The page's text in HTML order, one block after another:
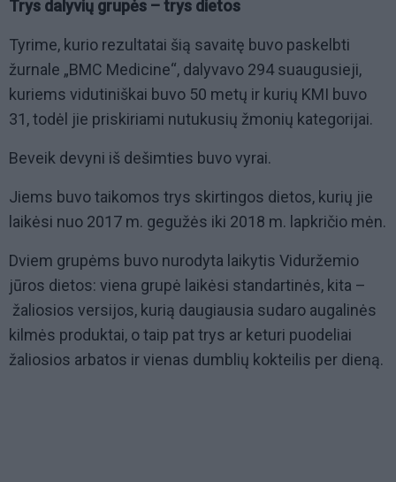
Trys dalyvių grupės – trys dietos
Tyrime, kurio rezultatai šią savaitę buvo paskelbti
žurnale „BMC Medicine“, dalyvavo 294 suaugusieji,
kuriems vidutiniškai buvo 50 metų ir kurių KMI buvo
31, todėl jie priskiriami nutukusių žmonių kategorijai.
Beveik devyni iš dešimties buvo vyrai.
Jiems buvo taikomos trys skirtingos dietos, kurių jie
laikėsi nuo 2017 m. gegužės iki 2018 m. lapkričio mėn.
Dviem grupėms buvo nurodyta laikytis Viduržemio
jūros dietos: viena grupė laikėsi standartinės, kita –
žaliosios versijos, kurią daugiausia sudaro augalinės
kilmės produktai, o taip pat trys ar keturi puodeliai
žaliosios arbatos ir vienas dumblių kokteilis per dieną.